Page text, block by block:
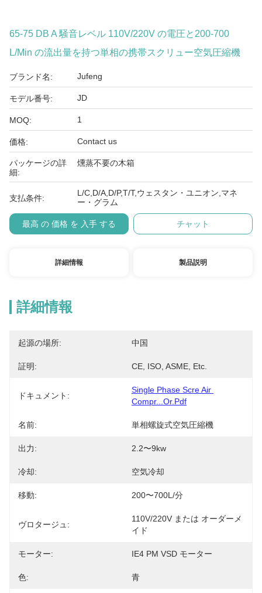
65-75 DB A 騒音レベル 110V/220V の電圧と200-700
L/min の流出量を持つ単相の携帯スクリュー空気圧縮機
ブランド名: Jufeng
モデル番号: JD
MOQ: 1
価格: Contact us
パッケージの詳
細:
燻蒸不要の木箱
支払条件:
L/C,D/A,D/P,T/T,ウェスタン・ユニオン,マネ
ー・グラム
最高 の 価格 を 入手 する チャット
詳細情報 製品説明
詳細情報
起源の場所: 中国
証明: CE, ISO, ASME, Etc.
ドキュメント:
Single Phase Scre Air
Compr...or.pdf
名前: 単相螺旋式空気圧縮機
出力: 2.2〜9kw
冷却: 空気冷却
移動: 200〜700L/分
ヴロタージュ:
110V/220V または オーダーメ
イド
モーター: IE4 PM VSD モーター
色: 青